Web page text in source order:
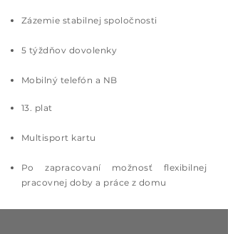
Zázemie stabilnej spoločnosti
5 týždňov dovolenky
Mobilný telefón a NB
13. plat
Multisport kartu
Po zapracovaní možnosť flexibilnej
pracovnej doby a práce z domu